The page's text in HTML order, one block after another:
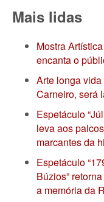
Mais lidas
Mostra
encanta o
Arte longa
Carneiro, será
Espetáculo
leva aos
marcantes da
Espetáculo
Búzios”
a memória da